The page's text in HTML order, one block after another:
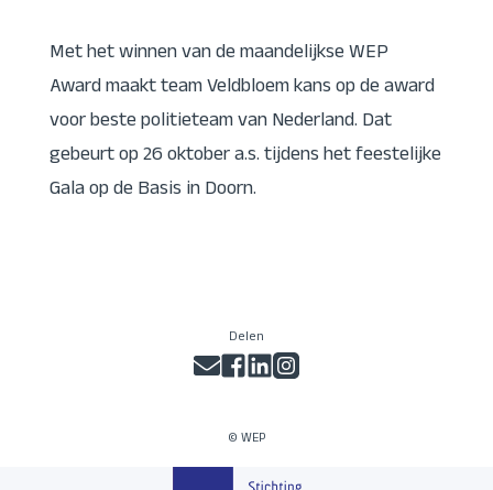
Met het winnen van de maandelijkse WEP
Award maakt team Veldbloem kans op de award
voor beste politieteam van Nederland. Dat
gebeurt op 26 oktober a.s. tijdens het feestelijke
Gala op de Basis in Doorn.
Delen
© WEP